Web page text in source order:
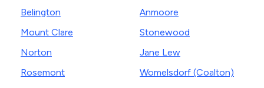
Belington
Mount Clare
Norton
Rosemont
Anmoore
Stonewood
Jane Lew
Womelsdorf (Coalton)